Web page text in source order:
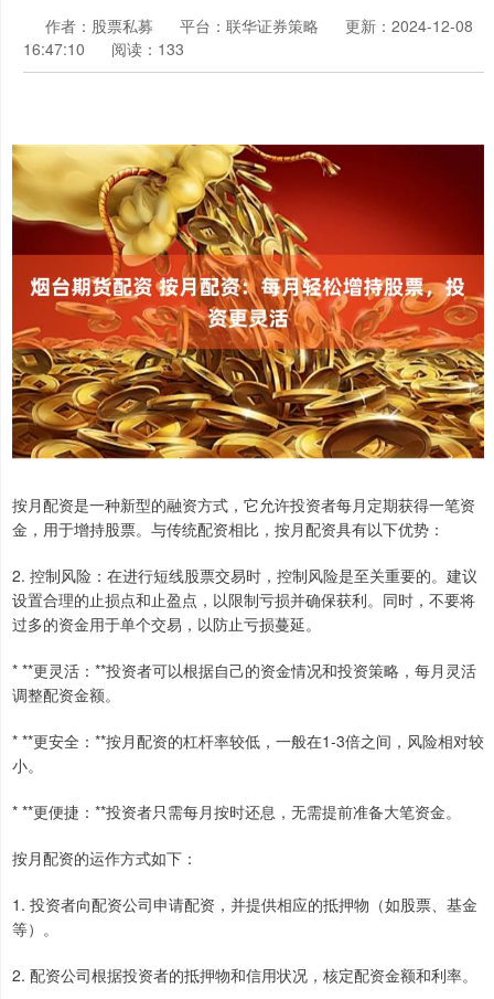
作者：股票私募 平台：联华证券策略
更新：2024-12-08
16:47:10
阅读：133
按月配资是一种新型的融资方式，它允许投资者每月定期获得一笔资
金，用于增持股票。与传统配资相比，按月配资具有以下优势：
2. 控制风险：在进行短线股票交易时，控制风险是至关重要的。建议
设置合理的止损点和止盈点，以限制亏损并确保获利。同时，不要将
过多的资金用于单个交易，以防止亏损蔓延。
* **更灵活：**投资者可以根据自己的资金情况和投资策略，每月灵活
调整配资金额。
* **更安全：**按月配资的杠杆率较低，一般在1-3倍之间，风险相对较
小。
* **更便捷：**投资者只需每月按时还息，无需提前准备大笔资金。
按月配资的运作方式如下：
1. 投资者向配资公司申请配资，并提供相应的抵押物（如股票、基金
等）。
2. 配资公司根据投资者的抵押物和信用状况，核定配资金额和利率。